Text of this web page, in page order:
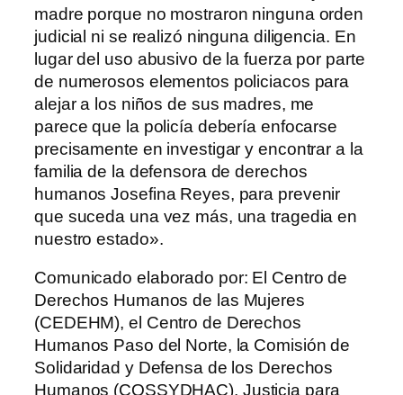
madre porque no mostraron ninguna orden
judicial ni se realizó ninguna diligencia. En
lugar del uso abusivo de la fuerza por parte
de numerosos elementos policiacos para
alejar a los niños de sus madres, me
parece que la policía debería enfocarse
precisamente en investigar y encontrar a la
familia de la defensora de derechos
humanos Josefina Reyes, para prevenir
que suceda una vez más, una tragedia en
nuestro estado».
Comunicado elaborado por: El Centro de
Derechos Humanos de las Mujeres
(CEDEHM), el Centro de Derechos
Humanos Paso del Norte, la Comisión de
Solidaridad y Defensa de los Derechos
Humanos (COSSYDHAC), Justicia para